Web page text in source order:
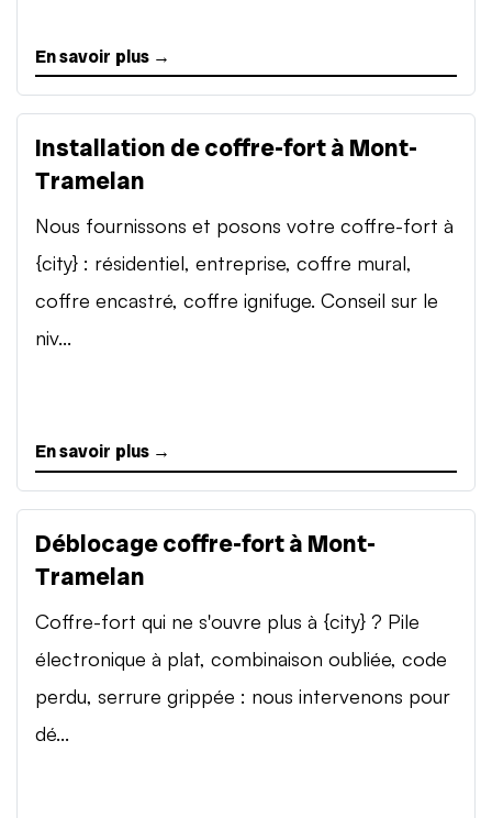
En savoir plus →
Installation de coffre-fort à Mont-
Tramelan
Nous fournissons et posons votre coffre-fort à
{city} : résidentiel, entreprise, coffre mural,
coffre encastré, coffre ignifuge. Conseil sur le
niv...
En savoir plus →
Déblocage coffre-fort à Mont-
Tramelan
Coffre-fort qui ne s'ouvre plus à {city} ? Pile
électronique à plat, combinaison oubliée, code
perdu, serrure grippée : nous intervenons pour
dé...